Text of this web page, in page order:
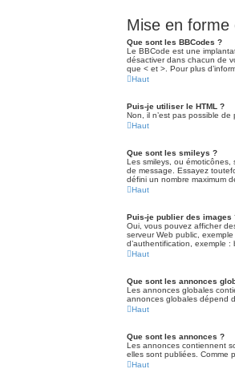
Mise en
Que sont les BBCodes ?
Le BBCode est une
désactiver dans chacun de
que < et >. Pour plus
Haut
Puis-je utiliser le HTML ?
Non, il n’est pas possible
Haut
Que sont les smileys ?
Les smileys, ou émoticônes,
de message. Essayez
défini un nombre maximum
Haut
Puis-je publier des images
Oui, vous pouvez afficher
serveur Web public,
d’authentification, exemple
Haut
Que sont les annonces
Les annonces globales
annonces globales dépend
Haut
Que sont les annonces ?
Les annonces contiennent
elles sont publiées. Comme
Haut